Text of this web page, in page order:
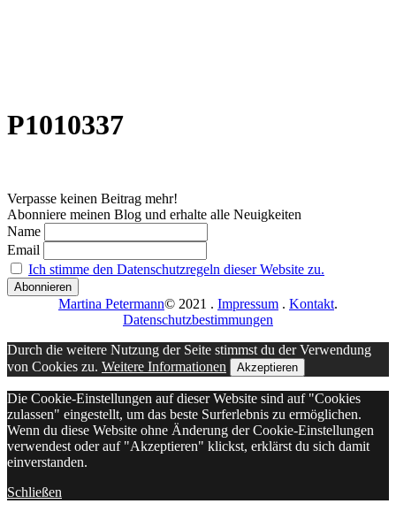
P1010337
Verpasse keinen Beitrag mehr!
Abonniere meinen Blog und erhalte alle Neuigkeiten
Name
Email
Ich stimme den Datenschutzregeln dieser Website zu.
Martina Petermann© 2021 . Impressum . Kontakt.
Datenschutzbestimmungen
Durch die weitere Nutzung der Seite stimmst du der Verwendung
von Cookies zu. Weitere Informationen Akzeptieren
Die Cookie-Einstellungen auf dieser Website sind auf "Cookies
zulassen" eingestellt, um das beste Surferlebnis zu ermöglichen.
Wenn du diese Website ohne Änderung der Cookie-Einstellungen
verwendest oder auf "Akzeptieren" klickst, erklärst du sich damit
einverstanden.
Schließen